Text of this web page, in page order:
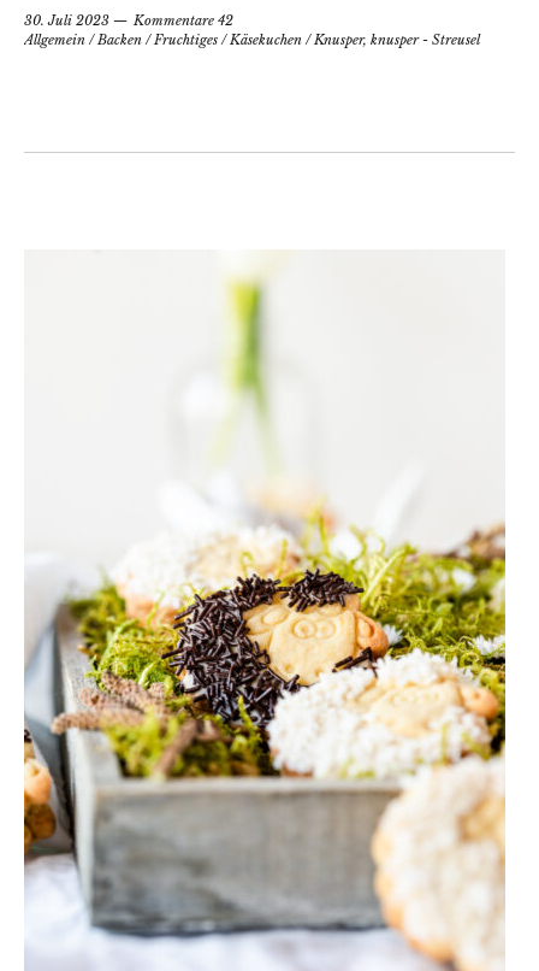
30. Juli 2023
Kommentare 42
Allgemein /Backen /Fruchtiges /Käsekuchen /Knusper, knusper - Streusel